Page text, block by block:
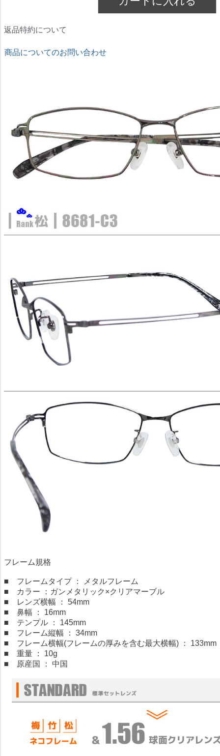
返品特約について
商品についてのお問い合わせ
フレーム規格
■ フレームタイプ ： メタルフレーム
■ カラー ：ガンメタリック×クリアマーブル
■ レンズ横幅 ： 54mm
■ 鼻幅 ： 16mm
■ テンプル ： 145mm
■ フレーム縦幅 ： 34mm
■ フレーム横幅(フレームの厚みを含む最大横幅) ： 133mm
■ 重量 ： 10g
■ 原産国 ： 中国